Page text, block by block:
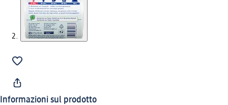
Informazioni sul prodotto